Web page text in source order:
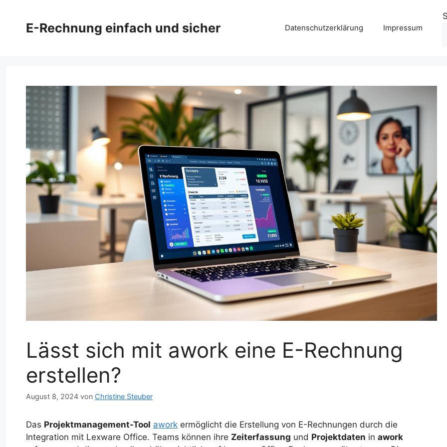
springenE-Rechnung einfach und sicher Datenschutzerklärung Impressum
Lässt sich mit awork eine E-Rechnung
erstellen?
August 8, 2024 von Christine Steuber
Das Projektmanagement-Tool awork ermöglicht die Erstellung von E-Rechnungen durch die
Integration mit Lexware Office. Teams können ihre Zeiterfassung und Projektdaten in awork